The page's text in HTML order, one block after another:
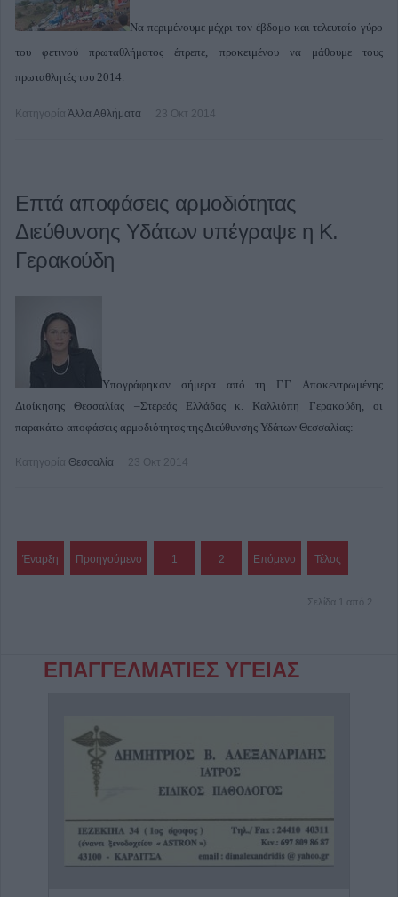
Να περιμένουμε μέχρι τον έβδομο και τελευταίο γύρο
του φετινού πρωταθλήματος έπρεπε, προκειμένου να μάθουμε τους
πρωταθλητές του 2014.
Κατηγορία Άλλα Αθλήματα 23 Οκτ 2014
Επτά αποφάσεις αρμοδιότητας
Διεύθυνσης Υδάτων υπέγραψε η Κ.
Γερακούδη
Υπογράφηκαν σήμερα από τη Γ.Γ. Αποκεντρωμένης
Διοίκησης Θεσσαλίας –Στερεάς Ελλάδας κ. Καλλιόπη Γερακούδη, οι
παρακάτω αποφάσεις αρμοδιότητας της Διεύθυνσης Υδάτων Θεσσαλίας:
Κατηγορία Θεσσαλία 23 Οκτ 2014
Έναρξη Προηγούμενο 1 2 Επόμενο Τέλος
Σελίδα 1 από 2
ΕΠΑΓΓΕΛΜΑΤΙΕΣ ΥΓΕΙΑΣ